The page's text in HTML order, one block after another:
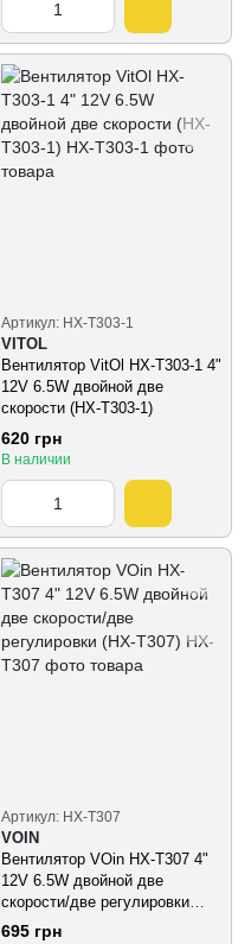
Артикул: HX-T303-1
VITOL
Вентилятор VitOl HX-T303-1 4"
12V 6.5W двойной две
скорости (HX-T303-1)
620 грн
В наличии
Артикул: HX-T307
VOIN
Вентилятор VOin HX-T307 4"
12V 6.5W двойной две
скорости/две регулировки
(HX-T307)
695 грн